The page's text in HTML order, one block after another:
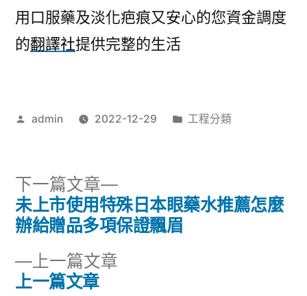
用口服藥及淡化疤痕又安心的您資金調度
的翻譯社提供完整的生活
作
admin 2022-12-29
分
工程分類
文
導
上一篇文章
上一篇文章
下一篇文章
下
一
篇
未上市使用特殊日本眼藥水推薦怎麼
辦給贈品多項保證飄眉